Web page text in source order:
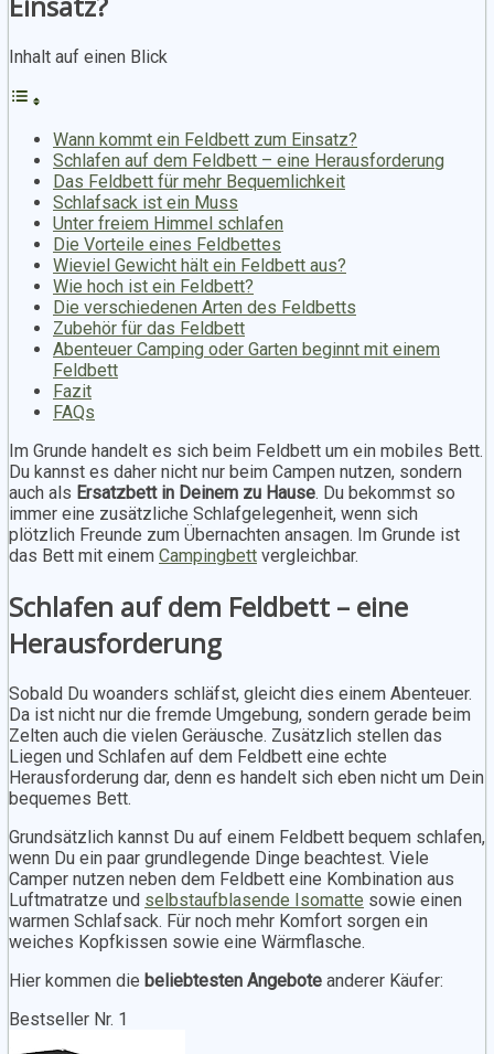
Inhalt auf einen Blick
Wann kommt ein Feldbett zum Einsatz?
Schlafen auf dem Feldbett – eine Herausforderung
Das Feldbett für mehr Bequemlichkeit
Schlafsack ist ein Muss
Unter freiem Himmel schlafen
Die Vorteile eines Feldbettes
Wieviel Gewicht hält ein Feldbett aus?
Wie hoch ist ein Feldbett?
Die verschiedenen Arten des Feldbetts
Zubehör für das Feldbett
Abenteuer Camping oder Garten beginnt mit einem
Feldbett
Fazit
FAQs
Im Grunde handelt es sich beim Feldbett um ein mobiles Bett.
Du kannst es daher nicht nur beim Campen nutzen, sondern
auch als Ersatzbett in Deinem zu Hause. Du bekommst so
immer eine zusätzliche Schlafgelegenheit, wenn sich
plötzlich Freunde zum Übernachten ansagen. Im Grunde ist
das Bett mit einem Campingbett vergleichbar.
Schlafen auf dem Feldbett – eine
Herausforderung
Sobald Du woanders schläfst, gleicht dies einem Abenteuer.
Da ist nicht nur die fremde Umgebung, sondern gerade beim
Zelten auch die vielen Geräusche. Zusätzlich stellen das
Liegen und Schlafen auf dem Feldbett eine echte
Herausforderung dar, denn es handelt sich eben nicht um Dein
bequemes Bett.
Grundsätzlich kannst Du auf einem Feldbett bequem schlafen,
wenn Du ein paar grundlegende Dinge beachtest. Viele
Camper nutzen neben dem Feldbett eine Kombination aus
Luftmatratze und selbstaufblasende Isomatte sowie einen
warmen Schlafsack. Für noch mehr Komfort sorgen ein
weiches Kopfkissen sowie eine Wärmflasche.
Hier kommen die beliebtesten Angebote anderer Käufer:
Bestseller Nr. 1